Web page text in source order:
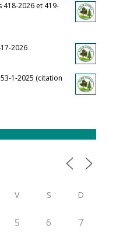
2026 et 419-
2026
1-2025 (citation
V S D
5 6 7